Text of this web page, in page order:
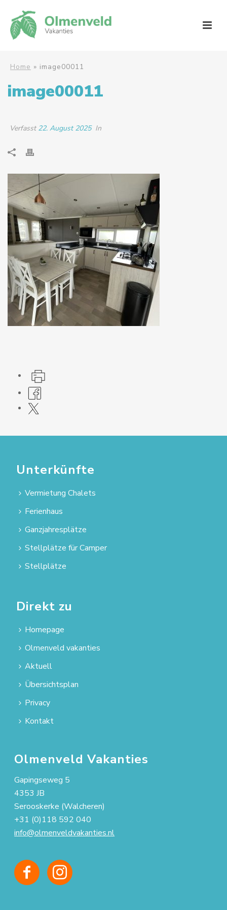
Home » image00011
image00011
Verfasst 22. August 2025 In
Unterkünfte
Vermietung Chalets
Ferienhaus
Ganzjahresplätze
Stellplätze für Camper
Stellplätze
Direkt zu
Homepage
Olmenveld vakanties
Aktuell
Übersichtsplan
Privacy
Kontakt
Olmenveld Vakanties
Gapingseweg 5
4353 JB
Serooskerke (Walcheren)
+31 (0)118 592 040
info@olmenveldvakanties.nl